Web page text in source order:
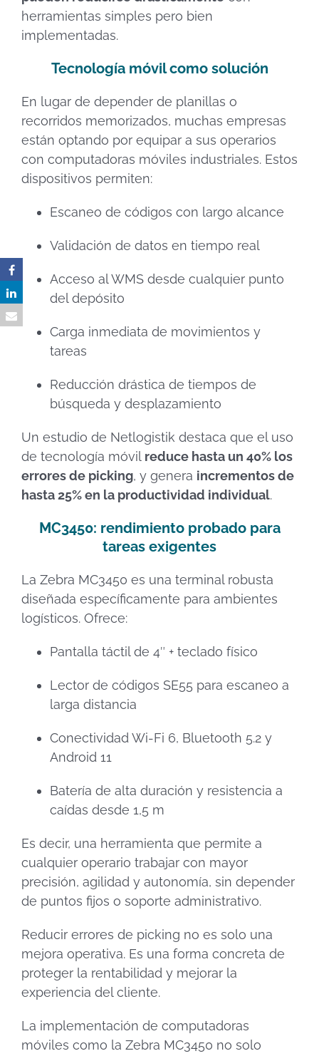
herramientas simples pero bien
implementadas.
Tecnología móvil como solución
En lugar de depender de planillas o
recorridos memorizados, muchas empresas
están optando por equipar a sus operarios
con computadoras móviles industriales. Estos
dispositivos permiten:
Escaneo de códigos con largo alcance
Validación de datos en tiempo real
Acceso al WMS desde cualquier punto
del depósito
Carga inmediata de movimientos y
tareas
Reducción drástica de tiempos de
búsqueda y desplazamiento
Un estudio de Netlogistik destaca que el uso
de tecnología móvil reduce hasta un 40% los
errores de picking, y genera incrementos de
hasta 25% en la productividad individual.
MC3450: rendimiento probado para
tareas exigentes
La Zebra MC3450 es una terminal robusta
diseñada específicamente para ambientes
logísticos. Ofrece:
Pantalla táctil de 4″ + teclado físico
Lector de códigos SE55 para escaneo a
larga distancia
Conectividad Wi-Fi 6, Bluetooth 5.2 y
Android 11
Batería de alta duración y resistencia a
caídas desde 1,5 m
Es decir, una herramienta que permite a
cualquier operario trabajar con mayor
precisión, agilidad y autonomía, sin depender
de puntos fijos o soporte administrativo.
Reducir errores de picking no es solo una
mejora operativa. Es una forma concreta de
proteger la rentabilidad y mejorar la
experiencia del cliente.
La implementación de computadoras
móviles como la Zebra MC3450 no solo